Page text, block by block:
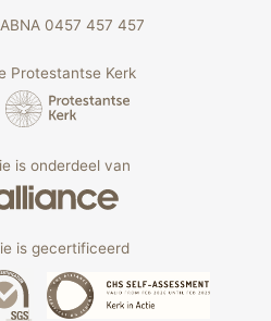
0457 457 457
Protestantse Kerk
is onderdeel van
is gecertificeerd